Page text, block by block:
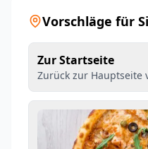
Vorschläge für
Zur Startseite
Zurück zur Hauptseite